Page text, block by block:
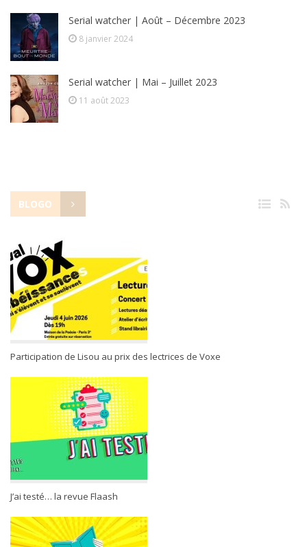
Serial watcher | Août – Décembre 2023
8 janvier 2024
Serial watcher | Mai – Juillet 2023
11 août 2023
BLOGO
Participation de Lisou au prix des lectrices de Voxe
J’ai testé… la revue Flaash